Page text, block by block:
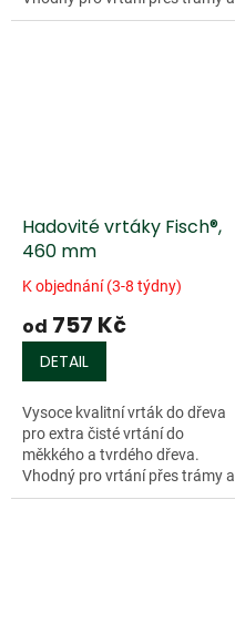
krovy. Pro výrobu srubů a
Hadovité vrtáky Fisch®,
460 mm
K objednání (3-8 týdny)
od 757 Kč
DETAIL
Vysoce kvalitní vrták do dřeva
pro extra čisté vrtání do
měkkého a tvrdého dřeva.
Vhodný pro vrtání přes trámy a
krovy. Pro výrobu srubů a